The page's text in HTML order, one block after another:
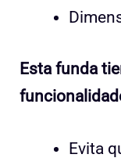
Esta funda
Evita